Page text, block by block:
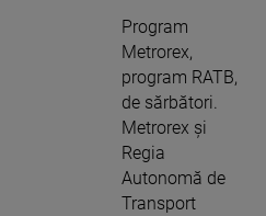
Program
Metrorex,
program RATB,
de sărbători.
Metrorex şi
Regia
Autonomă de
Transport